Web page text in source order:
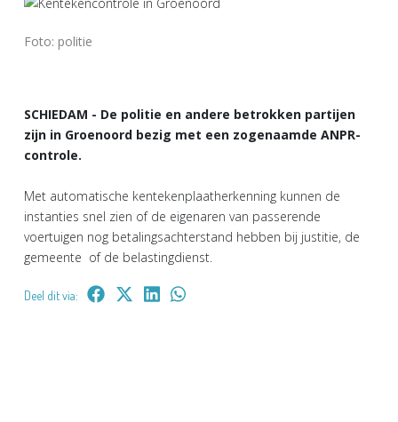
Foto: politie
SCHIEDAM - De politie en andere betrokken partijen
zijn in Groenoord bezig met een zogenaamde ANPR-
controle.
Met automatische kentekenplaatherkenning kunnen de
instanties snel zien of de eigenaren van passerende
voertuigen nog betalingsachterstand hebben bij justitie, de
gemeente of de belastingdienst.
Deel dit via: